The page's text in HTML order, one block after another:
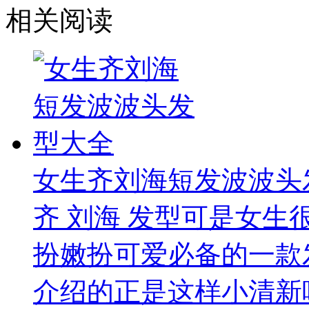
相关阅读
女生齐刘海短发波波
齐 刘海 发型可是女生
扮嫩扮可爱必备的一
介绍的正是这样小清